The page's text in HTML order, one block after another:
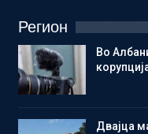
Регион
Во
Двајца